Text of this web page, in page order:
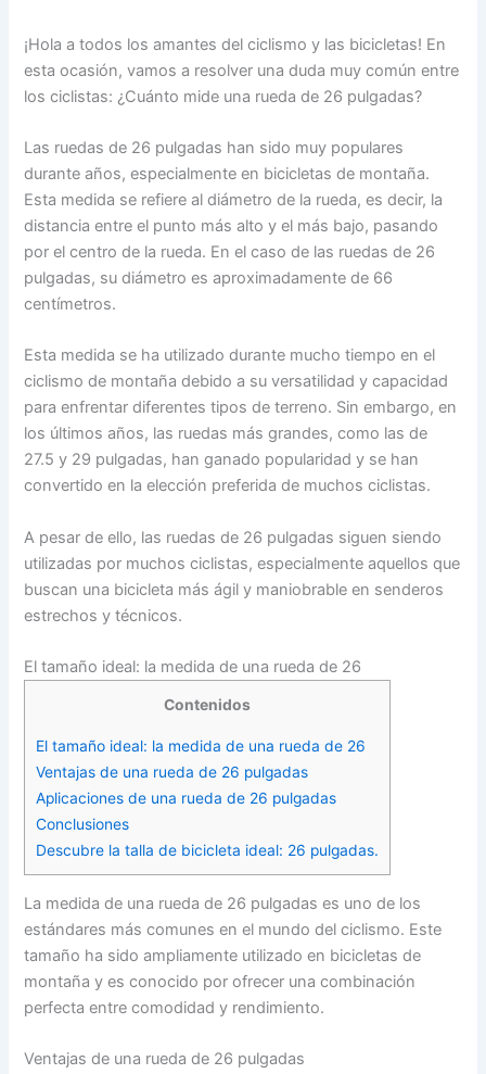
¡Hola a todos los amantes del ciclismo y las bicicletas! En
esta ocasión, vamos a resolver una duda muy común entre
los ciclistas: ¿Cuánto mide una rueda de 26 pulgadas?
Las ruedas de 26 pulgadas han sido muy populares
durante años, especialmente en bicicletas de montaña.
Esta medida se refiere al diámetro de la rueda, es decir, la
distancia entre el punto más alto y el más bajo, pasando
por el centro de la rueda. En el caso de las ruedas de 26
pulgadas, su diámetro es aproximadamente de 66
centímetros.
Esta medida se ha utilizado durante mucho tiempo en el
ciclismo de montaña debido a su versatilidad y capacidad
para enfrentar diferentes tipos de terreno. Sin embargo, en
los últimos años, las ruedas más grandes, como las de
27.5 y 29 pulgadas, han ganado popularidad y se han
convertido en la elección preferida de muchos ciclistas.
A pesar de ello, las ruedas de 26 pulgadas siguen siendo
utilizadas por muchos ciclistas, especialmente aquellos que
buscan una bicicleta más ágil y maniobrable en senderos
estrechos y técnicos.
El tamaño ideal: la medida de una rueda de 26
Contenidos
El tamaño ideal: la medida de una rueda de 26
Ventajas de una rueda de 26 pulgadas
Aplicaciones de una rueda de 26 pulgadas
Conclusiones
Descubre la talla de bicicleta ideal: 26 pulgadas.
La medida de una rueda de 26 pulgadas es uno de los
estándares más comunes en el mundo del ciclismo. Este
tamaño ha sido ampliamente utilizado en bicicletas de
montaña y es conocido por ofrecer una combinación
perfecta entre comodidad y rendimiento.
Ventajas de una rueda de 26 pulgadas